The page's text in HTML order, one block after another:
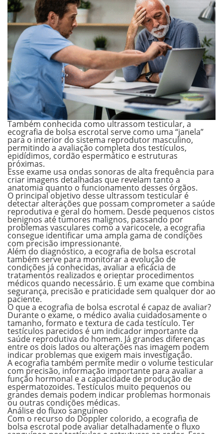
Também conhecida como ultrassom testicular, a
ecografia de bolsa escrotal serve como uma “janela”
para o interior do sistema reprodutor masculino,
permitindo a avaliação completa dos testículos,
epidídimos, cordão espermático e estruturas
próximas.
Esse exame usa ondas sonoras de alta frequência para
criar imagens detalhadas que revelam tanto a
anatomia quanto o funcionamento desses órgãos.
O principal objetivo desse ultrassom testicular é
detectar alterações que possam comprometer a saúde
reprodutiva e geral do homem. Desde pequenos cistos
benignos atétumores malignos, passando por
problemas vasculares como a varicocele, a ecografia
consegue identificar uma ampla gama de condições
com precisão impressionante.
Além do diagnóstico, a ecografia de bolsa escrotal
também serve para monitorar a evolução de
condições já conhecidas, avaliar a eficácia de
tratamentos realizados e orientar procedimentos
médicos quando necessário. É um exame que combina
segurança, precisão e praticidade sem qualquer dor ao
paciente.
O que a ecografia de bolsa escrotal é capaz de avaliar?
Durante o exame, o médico avalia cuidadosamente o
tamanho, formato e textura de cada testículo. Ter
testículos parecidos é um indicador importante da
saúde reprodutiva do homem. Já grandes diferenças
entre os dois lados ou alterações nas imagem podem
indicar problemas que exigem mais investigação.
A ecografia também permite medir o volume testicular
com precisão, informação importante para avaliar a
função hormonal e a capacidade de produção de
espermatozoides. Testículos muito pequenos ou
grandes demais podem indicar problemas hormonais
ou outras condições médicas.
Análise do fluxo sanguíneo
Com o recurso do Doppler colorido, a ecografia de
bolsa escrotal pode avaliar detalhadamente o fluxo